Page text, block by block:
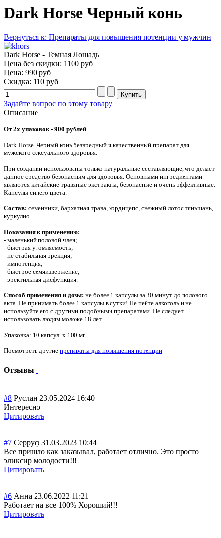
Dark Horse Черный конь
Вернуться к: Препараты для повышения потенции у мужчин
Dark Horse - Темная Лошадь
Цена без скидки: 1100 руб
Цена: 990 руб
Скидка: 110 руб
Задайте вопрос по этому товару
Описание
От 2х упаковок - 900 рублей
Dark Horse Черный конь безвредный и качественный препарат для
мужского сексуального здоровья.
При создании использованы только натуральные составляющие, что делает
данное средство безопасным для здоровья. Основными ингредиентами
являются китайские травяные экстракты, безопасные и очень эффективные.
Капсулы синего цвета.
Состав: семенники, бархатная трава, кордицепс, снежный лотос тяньшань,
куркулио.
Показания к применению:
- маленький половой член;
- быстрая утомляемость;
- не стабильная эрекция;
- импотенция;
- быстрое семяизвержение;
- эректильная дисфункция.
Способ применения и дозы: не более 1 капсулы за 30 минут до полового
акта. Не принимать более 1 капсулы в сутки! Не пейте алкоголь и не
используйте его с другими подобными препаратами. Не следует
использовать людям моложе 18 лет.
Упаковка: 10 капсул x 100 мг.
Посмотреть другие препараты для повышения потенции
Отзывы
#8 Руслан 23.05.2024 16:40
Интересно
Цитировать
#7 Серруф 31.03.2023 10:44
Все пришло как заказывал, работает отлично. Это просто
эликсир молодости!!!
Цитировать
#6 Анна 23.06.2022 11:21
Работает на все 100% Хороший!!!
Цитировать